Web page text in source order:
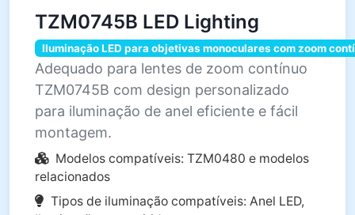
TZM0745B LED Lighting
Iluminação LED para objetivas monoculares com zoom
Adequado para lentes de zoom contínuo
TZM0745B com design personalizado
para iluminação de anel eficiente e fácil
montagem.
Modelos compatíveis: TZM0480 e modelos
relacionados
Tipos de iluminação compatíveis: Anel LED,